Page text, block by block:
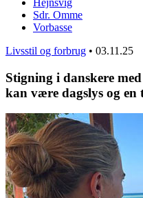
Sdr. Omme
Vorbasse
Livsstil og forbrug • 03.11.25
Stigning i danskere
kan være dagslys og en